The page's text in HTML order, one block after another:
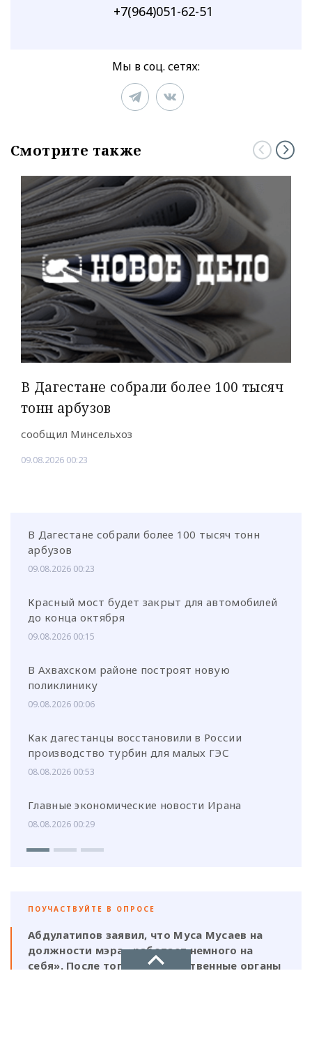
+7(964)051-62-51
Мы в соц. сетях:
Смотрите также
В Дагестане собрали более 100 тысяч
тонн арбузов
сообщил Минсельхоз
09.08.2026 00:23
В Дагестане собрали более 100 тысяч тонн
арбузов
09.08.2026 00:23
Красный мост будет закрыт для автомобилей
до конца октября
09.08.2026 00:15
В Ахвахском районе построят новую
поликлинику
09.08.2026 00:06
Как дагестанцы восстановили в России
производство турбин для малых ГЭС
08.08.2026 00:53
Главные экономические новости Ирана
08.08.2026 00:29
ПОУЧАСТВУЙТЕ В ОПРОСЕ
Абдулатипов заявил, что Муса Мусаев на
должности мэра «работает немного на
себя». После того, как следственные органы